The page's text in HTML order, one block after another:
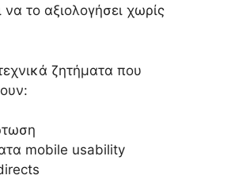
να το αξιολογήσει χωρίς
ζητήματα που
mobile usability